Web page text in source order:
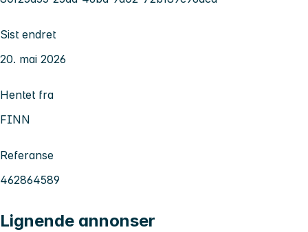
Sist endret
20. mai 2026
Hentet fra
FINN
Referanse
462864589
Lignende annonser